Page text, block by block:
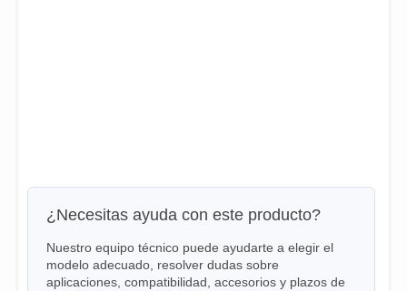
¿Necesitas ayuda con este producto?
Nuestro equipo técnico puede ayudarte a elegir el
modelo adecuado, resolver dudas sobre
aplicaciones, compatibilidad, accesorios y plazos de